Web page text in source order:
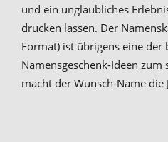
und ein unglaubliches
drucken lassen. Der
Format) ist übrigens eine der
Namensgeschenk-Ideen zum
macht der Wunsch-Name die